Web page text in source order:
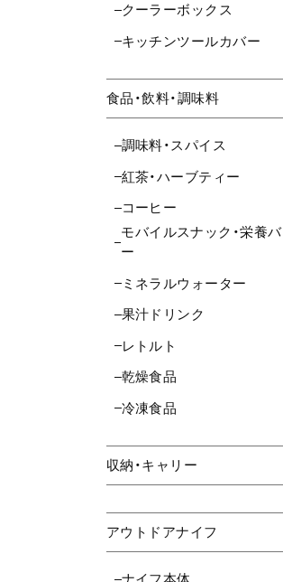
クーラーボックス
キッチンツールカバー
食品・飲料・調味料
調味料・スパイス
紅茶・ハーブティー
コーヒー
モバイルスナック・栄養バ
ー
ミネラルウォーター
果汁ドリンク
レトルト
乾燥食品
冷凍食品
収納・キャリー
アウトドアナイフ